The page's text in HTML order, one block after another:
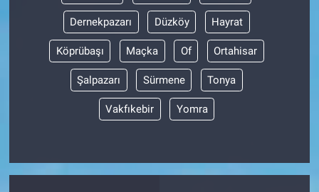
Dernekpazarı Düzköy Hayrat
Köprübaşı Maçka Of Ortahisar
Şalpazarı Sürmene Tonya
Vakfıkebir Yomra